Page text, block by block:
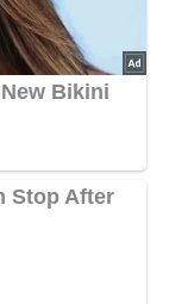
Rezept?
am